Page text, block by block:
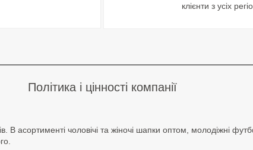
клієнти з усіх
Політика і цінності компанії
В асортименті чоловічі та жіночі шапки оптом, молодіжні